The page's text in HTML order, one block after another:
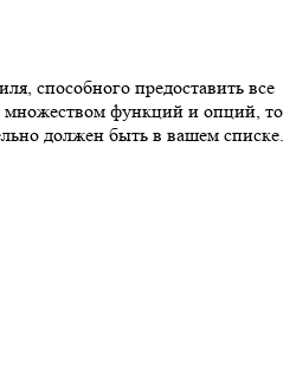
способного предоставить все
множеством функций и опций, то
должен быть в вашем списке.